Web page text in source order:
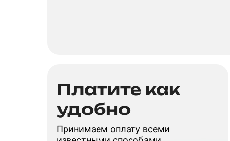
Платите как
удобно
Принимаем оплату всеми